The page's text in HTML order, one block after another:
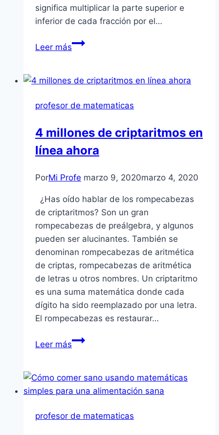
significa multiplicar la parte superior e
inferior de cada fracción por el…
Leer másSugerencias
(y
fracciones
profesor de matematicas
4 millones de criptaritmos en
línea ahora
PorMi Profe marzo 9, 2020marzo 4, 2020
¿Has oído hablar de los rompecabezas
de criptaritmos? Son un gran
rompecabezas de preálgebra, y algunos
pueden ser alucinantes. También se
denominan rompecabezas de aritmética
de criptas, rompecabezas de aritmética
de letras u otros nombres. Un criptaritmo
es una suma matemática donde cada
dígito ha sido reemplazado por una letra.
El rompecabezas es restaurar…
Leer más4
criptaritmos
en
ahora
profesor de matematicas